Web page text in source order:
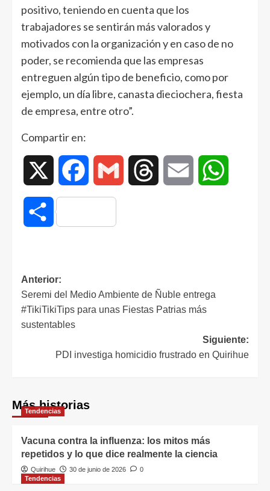
positivo, teniendo en cuenta que los
trabajadores se sentirán más valorados y
motivados con la organización y en caso de no
poder, se recomienda que las empresas
entreguen algún tipo de beneficio, como por
ejemplo, un día libre, canasta dieciochera, fiesta
de empresa, entre otro”.
Compartir en:
Facebook Gmail Threads Email
Compartir
Anterior:
Seremi del Medio Ambiente de Ñuble entrega
#TikiTikiTips para unas Fiestas Patrias más
sustentables
Siguiente:
PDI investiga homicidio frustrado en Quirihue
Más historias
Tendencias
Vacuna contra la influenza: los mitos más
repetidos y lo que dice realmente la ciencia
Quirihue 30 de junio de 2026
0
Tendencias